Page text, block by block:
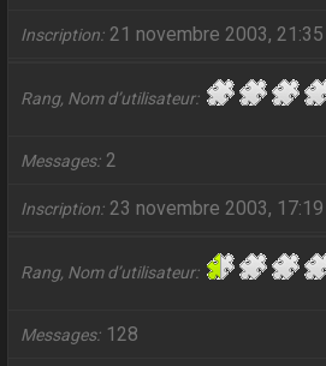
Inscription 21 novembre 2003, 21:35
Rang, Nom d’utilisateur
Messages 2
Inscription 23 novembre 2003, 17:19
Rang, Nom d’utilisateur
Messages 128